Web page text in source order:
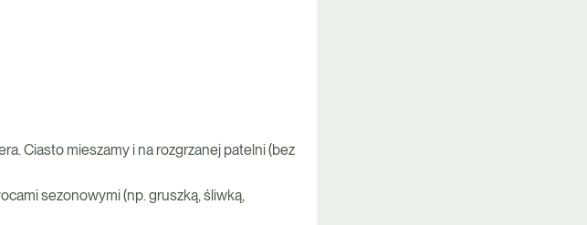
Ciasto mieszamy i na rozgrzanej patelni (bez
sezonowymi (np. gruszką, śliwką,